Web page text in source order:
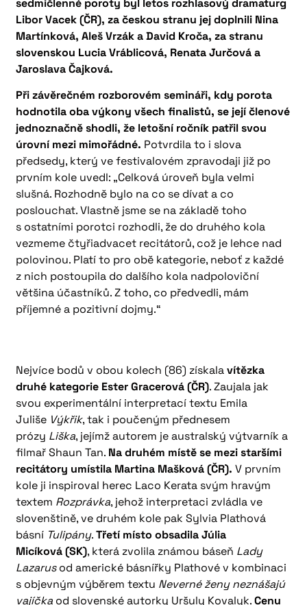
sedmičlenné poroty byl letos rozhlasový dramaturg
Libor Vacek (ČR), za českou stranu jej doplnili Nina
Martínková, Aleš Vrzák a David Kroča, za stranu
slovenskou Lucia Vráblicová, Renata Jurčová a
Jaroslava Čajková.
Při závěrečném rozborovém semináři, kdy porota
hodnotila oba výkony všech finalistů, se její členové
jednoznačně shodli, že letošní ročník patřil svou
úrovní mezi mimořádné. Potvrdila to i slova
předsedy, který ve festivalovém zpravodaji již po
prvním kole uvedl: „Celková úroveň byla velmi
slušná. Rozhodně bylo na co se dívat a co
poslouchat. Vlastně jsme se na základě toho
s ostatními porotci rozhodli, že do druhého kola
vezmeme čtyřiadvacet recitátorů, což je lehce nad
polovinou. Platí to pro obě kategorie, neboť z každé
z nich postoupila do dalšího kola nadpoloviční
většina účastníků. Z toho, co předvedli, mám
příjemné a pozitivní dojmy.“
Nejvíce bodů v obou kolech (86) získalavítězka
druhé kategorie Ester Gracerová (ČR). Zaujala jak
svou experimentální interpretací textu Emila
Juliše Výkřik, tak i poučeným přednesem
prózy Liška, jejímž autorem je australský výtvarník a
filmař Shaun Tan. Na druhém místě se mezi staršími
recitátory umístila Martina Mašková (ČR). V prvním
kole ji inspiroval herec Laco Kerata svým hravým
textem Rozprávka, jehož interpretaci zvládla ve
slovenštině, ve druhém kole pak Sylvia Plathová
básní Tulipány.Třetí místo obsadila Júlia
Micíková (SK), která zvolila známou báseň Lady
Lazarusod americké básnířky Plathové v kombinaci
s objevným výběrem textu Neverné ženy neznášajú
vajíčka od slovenské autorky Uršuly Kovalyk.Cenu